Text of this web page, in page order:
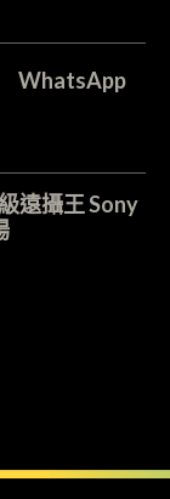
WhatsApp
遠攝王 Sony